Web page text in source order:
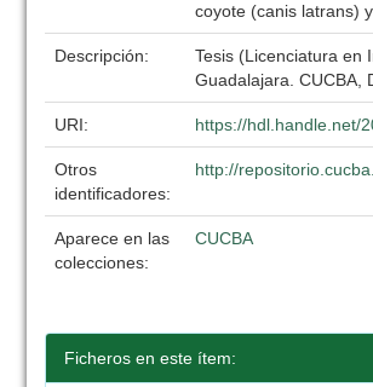
coyote (canis latrans)
Descripción:
Tesis (Licenciatura en
Guadalajara. CUCBA,
URI: https://hdl.handle.net/
Otros
identificadores:
http://
Aparece en las
colecciones:
CUCBA
Ficheros en este ítem: